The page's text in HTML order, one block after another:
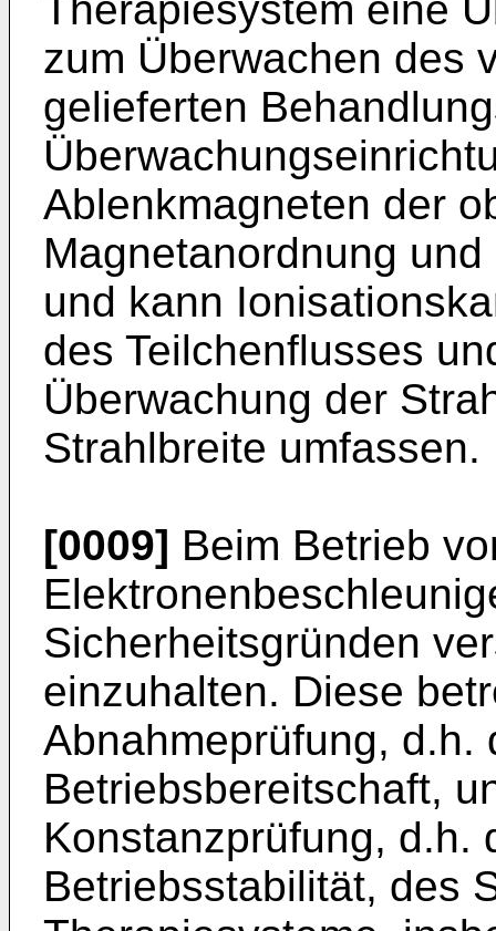
zum Überwachen des
gelieferten
Ablenkmagneten der
Magnetanordnung
und kann
des Teilchenflusses
Überwachung der
Strahlbreite umfassen.
[0009] Beim Betrieb
Sicherheitsgründen
einzuhalten. Diese
Abnahmeprüfung, d.h.
Betriebsbereitschaft,
Konstanzprüfung, d.h.
Betriebsstabilität, des